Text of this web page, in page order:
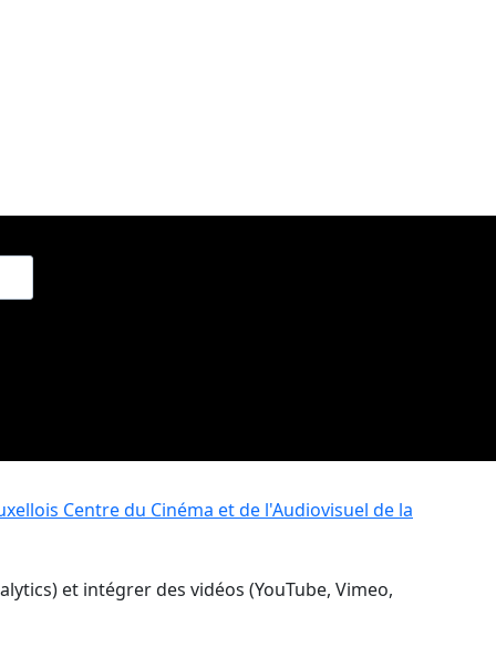
Centre du Cinéma et de l'Audiovisuel de la
et intégrer des vidéos (YouTube, Vimeo,